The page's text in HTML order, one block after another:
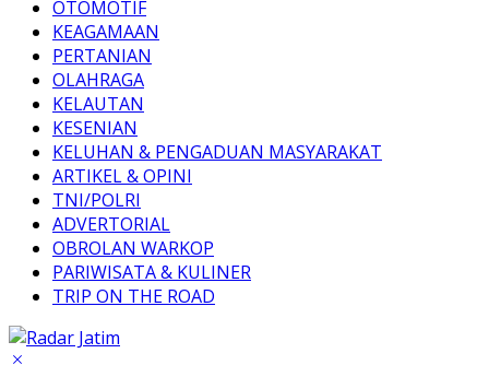
OTOMOTIF
KEAGAMAAN
PERTANIAN
OLAHRAGA
KELAUTAN
KESENIAN
KELUHAN & PENGADUAN MASYARAKAT
ARTIKEL & OPINI
TNI/POLRI
ADVERTORIAL
OBROLAN WARKOP
PARIWISATA & KULINER
TRIP ON THE ROAD